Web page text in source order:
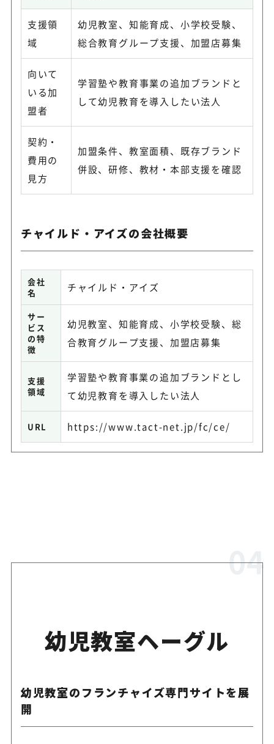
支援領
域
幼児教室、知能育成、小学校受験、
総合教育グループ支援、加盟店募集
向いて
いる加
盟者
学習塾や教育事業の追加ブランドと
して幼児教育を導入したい法人
契約・
費用の
見方
加盟条件、教室面積、既存ブランド
併設、研修、教材・本部支援を確認
チャイルド・アイズの会社概要
会社
名
チャイルド・アイズ
サー
ビス
の特
徴
幼児教室、知能育成、小学校受験、総
合教育グループ支援、加盟店募集
支援
領域
学習塾や教育事業の追加ブランドとし
て幼児教育を導入したい法人
URL https://www.tact-net.jp/fc/ce/
幼児教室ヘーグル
幼児教室のフランチャイズ専門サイトを展
開